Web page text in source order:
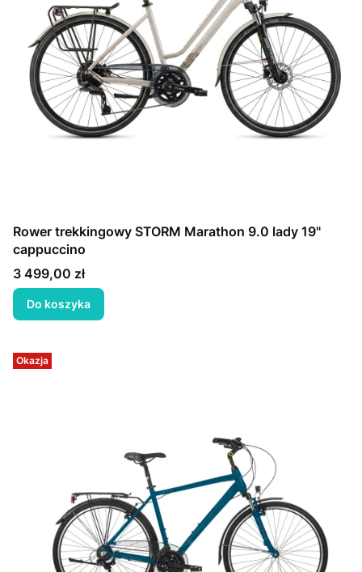
Rower trekkingowy STORM Marathon 9.0 lady 19"
cappuccino
Cena
3 499,00 zł
Do koszyka
Okazja